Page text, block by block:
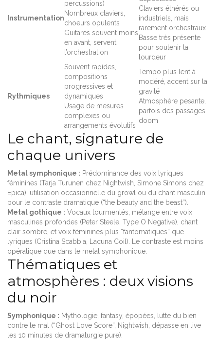
Instrumentation
percussions)
Nombreux claviers,
choeurs opulents
Guitares souvent moins
en avant, servent
l’orchestration
Claviers éthérés ou
industriels, mais
rarement orchestraux
Basse très présente
pour soutenir la
lourdeur
Rythmiques
Souvent rapides,
compositions
progressives et
dynamiques
Usage de mesures
complexes ou
arrangements évolutifs
Tempo plus lent à
modéré, accent sur la
gravité
Atmosphère pesante,
parfois des passages
doom
Le chant, signature de
chaque univers
Metal symphonique : Prédominance des voix lyriques
féminines (Tarja Turunen chez Nightwish, Simone Simons chez
Epica), utilisation occasionnelle du growl ou du chant masculin
pour le contraste dramatique (“the beauty and the beast”).
Metal gothique : Vocaux tourmentés, mélange entre voix
masculines profondes (Peter Steele, Type O Negative), chant
clair sombre, et voix féminines plus “fantomatiques” que
lyriques (Cristina Scabbia, Lacuna Coil). Le contraste est moins
opératique que dans le metal symphonique.
Thématiques et
atmosphères : deux visions
du noir
Symphonique : Mythologie, fantasy, épopées, lutte du bien
contre le mal (“Ghost Love Score”, Nightwish, dépasse en live
les 10 minutes de dramaturgie pure).